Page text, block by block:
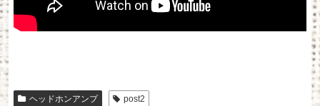
ヘッドホンアンプ post2